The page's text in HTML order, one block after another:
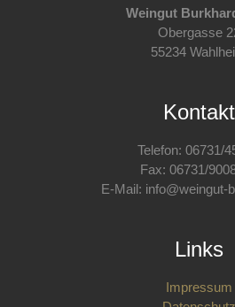
Weingut
Obergasse
55234
Kontakt
Telefon: 06731/
Fax: 06731/
E-Mail: info@weingut-
Links
Impressum